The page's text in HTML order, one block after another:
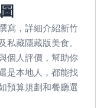
寫，詳細介紹新竹
藏隱藏版美食。
個人評價，幫助你
是本地人，都能找
預算規劃和餐廳選